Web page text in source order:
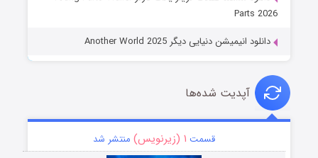
Parts 2026
دانلود انیمیشن دنیایی دیگر Another World 2025
آپدیت شده‌ها
قسمت ۱ (زیرنویس) منتشر شد